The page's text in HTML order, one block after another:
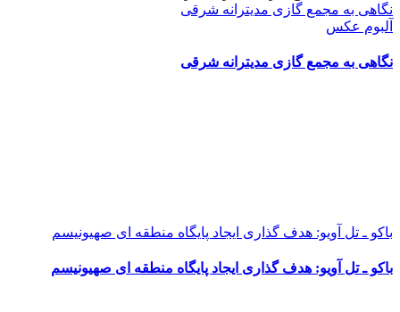
نگاهی به مجمع گازی مدیترانه شرقی
آلبوم عکس
نگاهی به مجمع گازی مدیترانه شرقی
باکو ـ تل آویو: هدف گذاری ایجاد پایگاه منطقه ای صهیونیسم
باکو ـ تل آویو: هدف گذاری ایجاد پایگاه منطقه ای صهیونیسم